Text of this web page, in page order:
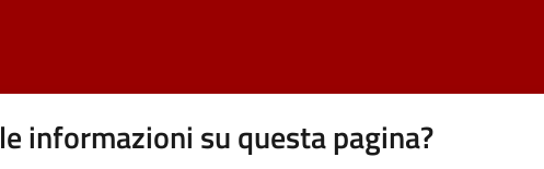
informazioni su questa pagina?